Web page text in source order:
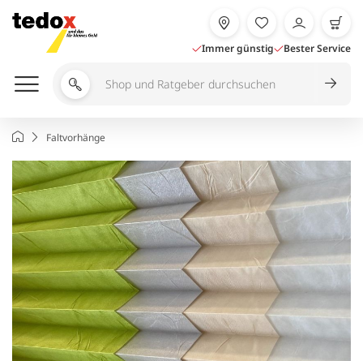
Inhalt
springen
Immer günstig Bester Service
Shop
durchsuchen
StartseiteFaltvorhänge